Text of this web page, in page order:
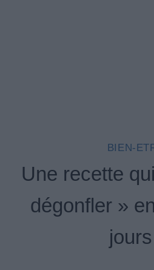
BIEN-
Une recette
dégonfler »